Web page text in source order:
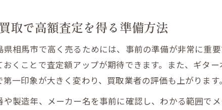
トラブルを防ぐ楽器回
買取と回収サービス
楽器回収を依頼する
買取を検討中なら相馬市で
エレキギター買取店
取で高額査定を得る準備方法
相馬市で高く売るためには、事前の準備が非常に重
おくことで査定額アップが期待できます。また、ギタ
一印象が大きく変わり、買取業者の評価も上がります。
や製造年、メーカー名を事前に確認し、わかる範囲で